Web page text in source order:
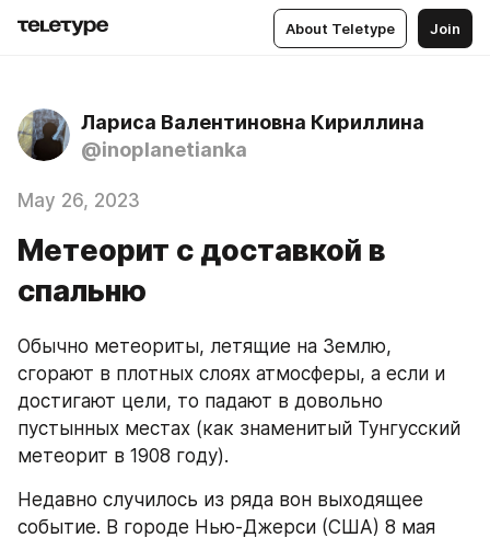
About Teletype Join
Лариса Валентиновна Кириллина
@inoplanetianka
May 26, 2023
Метеорит с доставкой в
спальню
Обычно метеориты, летящие на Землю,
сгорают в плотных слоях атмосферы, а если и
достигают цели, то падают в довольно
пустынных местах (как знаменитый Тунгусский
метеорит в 1908 году).
Недавно случилось из ряда вон выходящее
событие. В городе Нью-Джерси (США) 8 мая